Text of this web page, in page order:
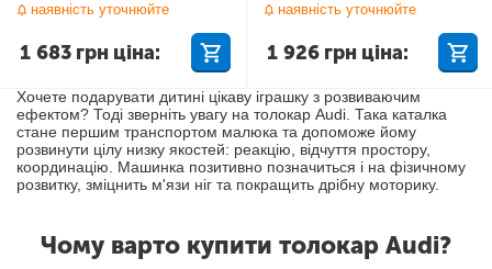
Хочете подарувати дитині цікаву іграшку з розвиваючим
ефектом? Тоді зверніть увагу на толокар Audi. Така каталка
стане першим транспортом малюка та допоможе йому
розвинути цілу низку якостей: реакцію, відчуття простору,
координацію. Машинка позитивно позначиться і на фізичному
розвитку, зміцнить м'язи ніг та покращить дрібну моторику.
Чому варто купити толокар Audi?
наявність уточнюйте
1 683 грн ціна:
наявність уточнюйте
1 926 грн ціна: